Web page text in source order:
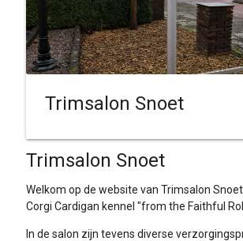
Trimsalon Snoet
Trimsalon Snoet
Welkom op de website van Trimsalon
Corgi Cardigan kennel "from the Faithful
In de salon zijn tevens diverse